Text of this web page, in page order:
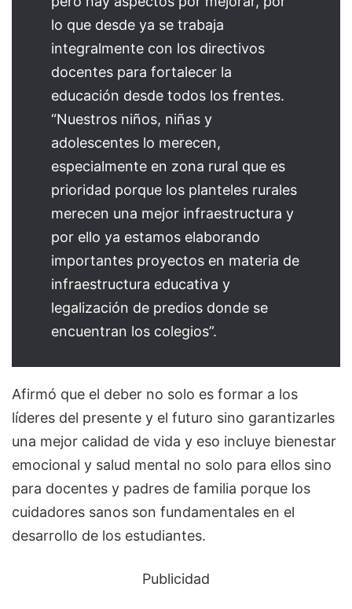
lo que desde ya se trabaja
integralmente con los directivos
docentes para fortalecer la
educación desde todos los frentes.
“Nuestros niños, niñas y
adolescentes lo merecen,
especialmente en zona rural que es
prioridad porque los planteles rurales
merecen una mejor infraestructura y
por ello ya estamos elaborando
importantes proyectos en materia de
infraestructura educativa y
legalización de predios donde se
encuentran los colegios”.
Afirmó que el deber no solo es formar a los
líderes del presente y el futuro sino garantizarles
una mejor calidad de vida y eso incluye bienestar
emocional y salud mental no solo para ellos sino
para docentes y padres de familia porque los
cuidadores sanos son fundamentales en el
desarrollo de los estudiantes.
Publicidad